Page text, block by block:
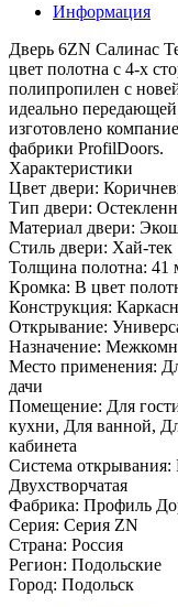
Информация
Дверь 6ZN Салинас
цвет полотна с 4-х
полипропилен с
идеально
изготовлено
фабрики ProfilDoors.
Характеристики
Цвет двери:
Тип двери:
Материал двери:
Стиль двери: Хай-тек
Толщина полотна: 41
Кромка: В цвет
Конструкция:
Открывание:
Назначение:
Место применения:
дачи
Помещение: Для
кухни, Для ванной,
кабинета
Система открывания:
Двухстворчатая
Фабрика: Профиль
Серия: Серия ZN
Страна: Россия
Регион: Подольские
Город: Подольск